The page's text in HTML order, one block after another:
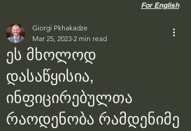
For English
ეს მხოლოდ
დასაწყისია,
ინფიცირებულთა
რაოდენობა რამდენიმე
Giorgi Pkhakadze
Mar 25, 2023 2 min read